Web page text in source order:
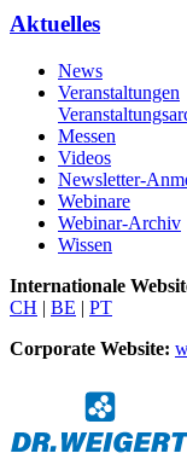
Aktuelles
News
Veranstaltungen
Messen
Videos
Newsletter-
Webinare
Webinar-Archiv
Wissen
Internationale
CH | BE | PT
Corporate Website: